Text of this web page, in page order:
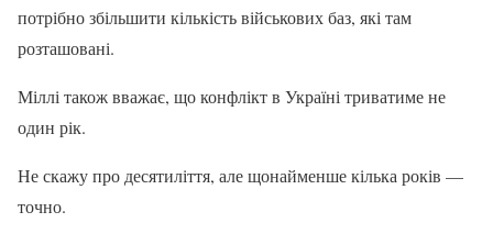
потрібно збільшити кількість військових баз, які там
розташовані.
Міллі також вважає, що конфлікт в Україні триватиме не
один рік.
Не скажу про десятиліття, але щонайменше кілька років —
точно.